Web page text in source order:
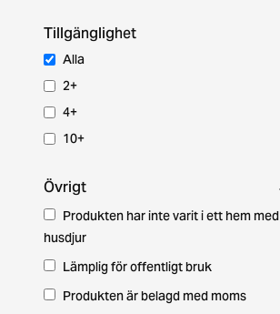
Tillgänglighet
Alla
2+
4+
10+
Övrigt
Produkten har inte varit i ett hem med
husdjur
Lämplig för offentligt bruk
Produkten är belagd med moms